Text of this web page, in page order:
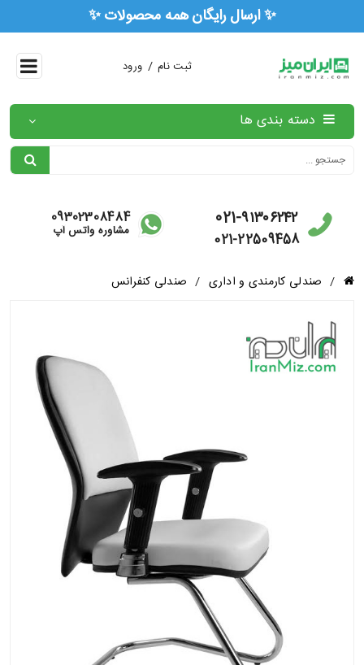
✨ ارسال رایگان همه
ثبت نام / ورود
دسته بندی ها
021-۹۱۳۰۶۲۴۲
021-22509458
09302308484
مشاوره واتس آپ
/ صندلی کارمندی و اداری / صندلی کنفرانس